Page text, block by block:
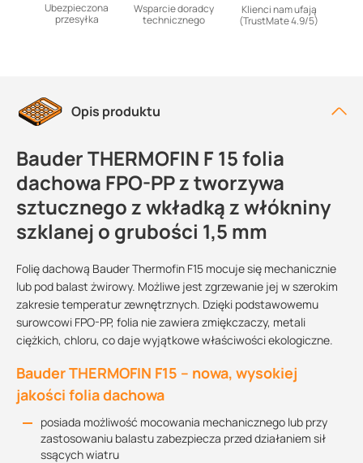
Ubezpieczona
przesyłka
Wsparcie doradcy
technicznego
Klienci nam ufają
(TrustMate 4.9/5)
Opis produktu
Bauder THERMOFIN F 15 folia
dachowa FPO-PP z tworzywa
sztucznego z wkładką z włókniny
szklanej o grubości 1,5 mm
Folię dachową Bauder Thermofin F15 mocuje się mechanicznie
lub pod balast żwirowy. Możliwe jest zgrzewanie jej w szerokim
zakresie temperatur zewnętrznych. Dzięki podstawowemu
surowcowi FPO-PP, folia nie zawiera zmiękczaczy, metali
ciężkich, chloru, co daje wyjątkowe właściwości ekologiczne.
Bauder THERMOFIN F15 – nowa, wysokiej
jakości folia dachowa
posiada możliwość mocowania mechanicznego lub przy
zastosowaniu balastu zabezpiecza przed działaniem sił
ssących wiatru